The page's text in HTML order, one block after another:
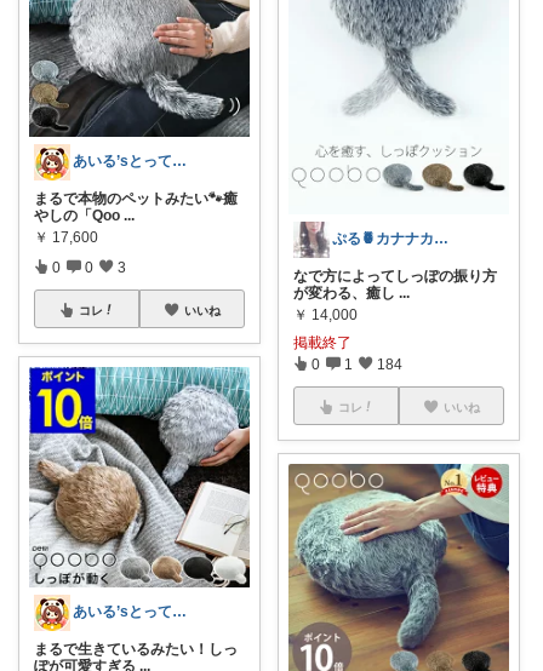
あいる’sとっておきプチプラLIST
まるで本物のペットみたい🐾癒
やしの「Qoo ...
￥ 17,600
0 0 3
コレ いいね
あいる’sとっておきプチプラLIST
まるで生きているみたい！しっ
ぽが可愛すぎる ...
ぷる🍍カナナカ🧜‍♀️ お礼❥プロフ
なで方によってしっぽの振り方
が変わる、癒し ...
￥ 14,000
掲載終了
0 1 184
コレ いいね